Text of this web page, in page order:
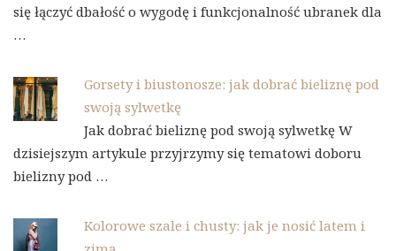
się łączyć dbałość o wygodę i funkcjonalność ubranek dla
…
Gorsety i biustonosze: jak dobrać bieliznę pod
swoją sylwetkę
Jak dobrać bieliznę pod swoją sylwetkę W
dzisiejszym artykule przyjrzymy się tematowi doboru
bielizny pod …
Kolorowe szale i chusty: jak je nosić latem i